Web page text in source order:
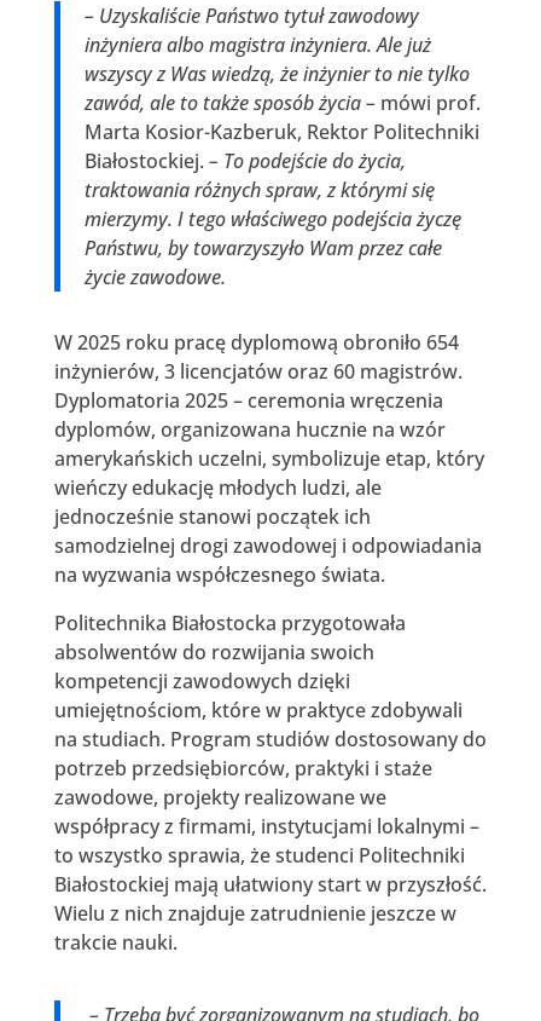
– Uzyskaliście Państwo tytuł zawodowy
inżyniera albo magistra inżyniera. Ale już
wszyscy z Was wiedzą, że inżynier to nie tylko
zawód, ale to także sposób życia – mówi prof.
Marta Kosior-Kazberuk, Rektor Politechniki
Białostockiej. – To podejście do życia,
traktowania różnych spraw, z którymi się
mierzymy. I tego właściwego podejścia życzę
Państwu, by towarzyszyło Wam przez całe
życie zawodowe.
W 2025 roku pracę dyplomową obroniło 654
inżynierów, 3 licencjatów oraz 60 magistrów.
Dyplomatoria 2025 – ceremonia wręczenia
dyplomów, organizowana hucznie na wzór
amerykańskich uczelni, symbolizuje etap, który
wieńczy edukację młodych ludzi, ale
jednocześnie stanowi początek ich
samodzielnej drogi zawodowej i odpowiadania
na wyzwania współczesnego świata.
Politechnika Białostocka przygotowała
absolwentów do rozwijania swoich
kompetencji zawodowych dzięki
umiejętnościom, które w praktyce zdobywali
na studiach. Program studiów dostosowany do
potrzeb przedsiębiorców, praktyki i staże
zawodowe, projekty realizowane we
współpracy z firmami, instytucjami lokalnymi –
to wszystko sprawia, że studenci Politechniki
Białostockiej mają ułatwiony start w przyszłość.
Wielu z nich znajduje zatrudnienie jeszcze w
trakcie nauki.
– Trzeba być zorganizowanym na studiach, bo